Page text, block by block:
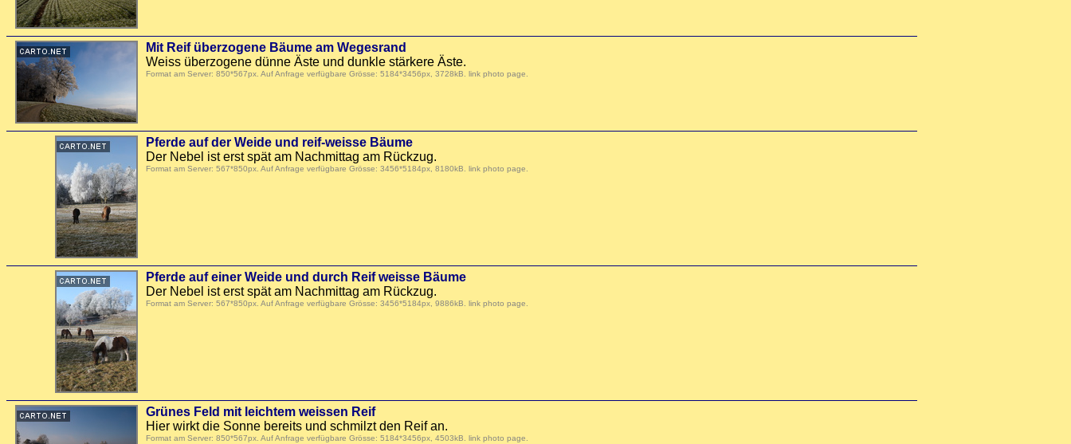
Mit Reif überzogene Bäume am Wegesrand
Weiss überzogene dünne Äste und dunkle stärkere Äste.
Format am Server: 850*567px. Auf Anfrage verfügbare Grösse: 5184*3456px, 3728kB. link photo page
Pferde auf der Weide und reif-weisse Bäume
Der Nebel ist erst spät am Nachmittag am Rückzug.
Format am Server: 567*850px. Auf Anfrage verfügbare Grösse: 3456*5184px, 8180kB. link photo page
Pferde auf einer Weide und durch Reif weisse Bäume
Der Nebel ist erst spät am Nachmittag am Rückzug.
Format am Server: 567*850px. Auf Anfrage verfügbare Grösse: 3456*5184px, 9886kB. link photo page
Grünes Feld mit leichtem weissen Reif
Hier wirkt die Sonne bereits und schmilzt den Reif an.
Format am Server: 850*567px. Auf Anfrage verfügbare Grösse: 5184*3456px, 4503kB. link photo page